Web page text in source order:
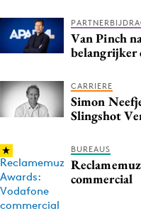
Van Pinch
belangrijker
CARRIERE
Simon
Slingshot
BUREAUS
commercial